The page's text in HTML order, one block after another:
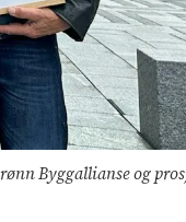
Byggallianse og